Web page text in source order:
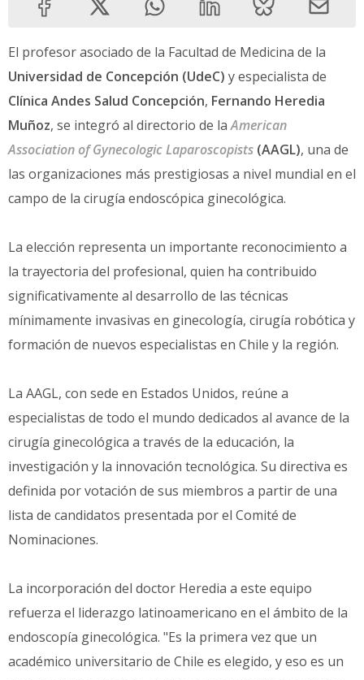
El profesor asociado de la Facultad de Medicina de la
Universidad de Concepción (UdeC) y especialista de
Clínica Andes Salud Concepción, Fernando Heredia
Muñoz, se integró al directorio de laAmerican
Association of Gynecologic Laparoscopists (AAGL), una de
las organizaciones más prestigiosas a nivel mundial en el
campo de la cirugía endoscópica ginecológica.
La elección representa un importante reconocimiento a
la trayectoria del profesional, quien ha contribuido
significativamente al desarrollo de las técnicas
mínimamente invasivas en ginecología, cirugía robótica y
formación de nuevos especialistas en Chile y la región.
La AAGL, con sede en Estados Unidos, reúne a
especialistas de todo el mundo dedicados al avance de la
cirugía ginecológica a través de la educación, la
investigación y la innovación tecnológica. Su directiva es
definida por votación de sus miembros a partir de una
lista de candidatos presentada por el Comité de
Nominaciones.
La incorporación del doctor Heredia a este equipo
refuerza el liderazgo latinoamericano en el ámbito de la
endoscopía ginecológica. "Es la primera vez que un
académico universitario de Chile es elegido, y eso es un